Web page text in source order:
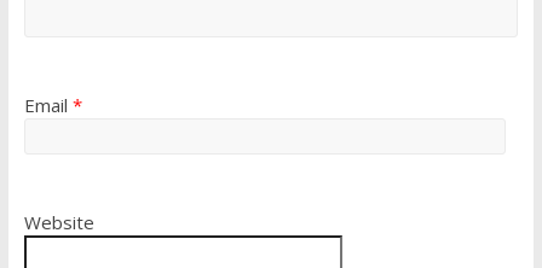
Email *
Website